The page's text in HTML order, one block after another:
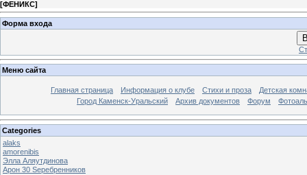
[ФЕНИКС]
Форма входа
Меню сайта
Главная страница Информация о клубе Стихи и проза
Детская
Город Каменск-Уральский
Архив документов Форум
Categories
alaks
amorenibis
Элла Аляутдинова
Арон 30 Sеребренников